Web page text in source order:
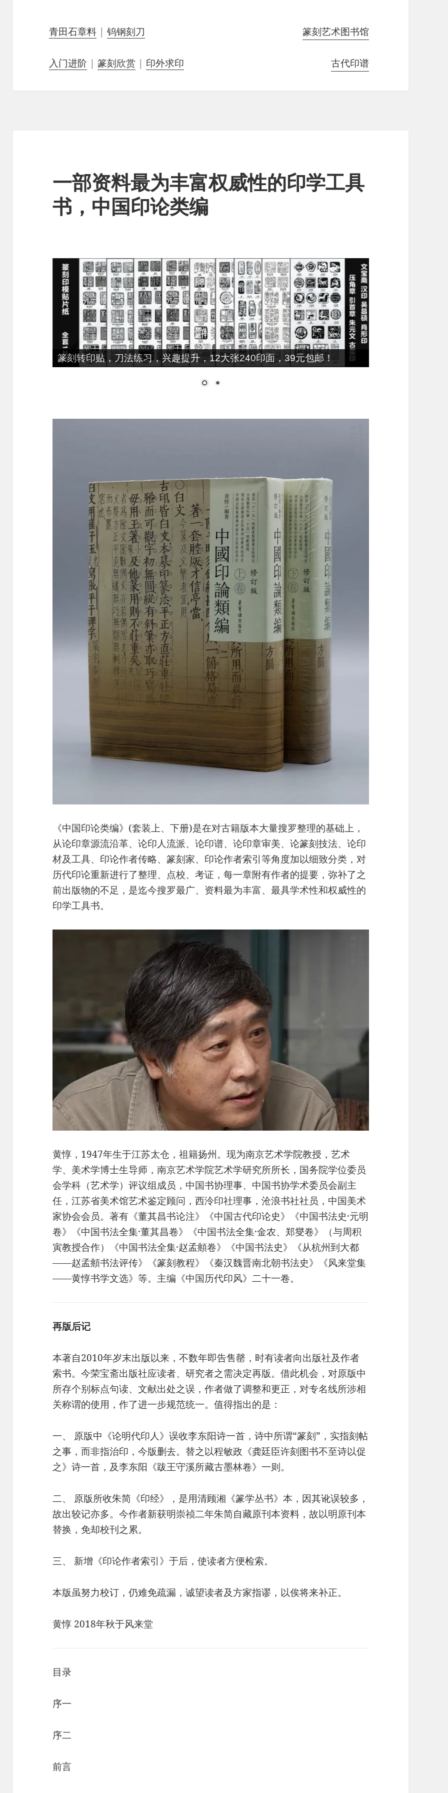
青田石章料 |钨钢刻刀 篆刻艺术图书馆
入门进阶 |篆刻欣赏 | 印外求印 古代印谱
一部资料最为丰富权威性的印学工具
书，中国印论类编
篆刻转印贴，刀法练习，兴趣提升，12大张240印面，39元包邮！
《中国印论类编》(套装上、下册)是在对古籍版本大量搜罗整理的基础上，
从论印章源流沿革、论印人流派、论印谱、论印章审美、论篆刻技法、论印
材及工具、印论作者传略、篆刻家、印论作者索引等角度加以细致分类，对
历代印论重新进行了整理、点校、考证，每一章附有作者的提要，弥补了之
前出版物的不足，是迄今搜罗最广、资料最为丰富、最具学术性和权威性的
印学工具书。
黄惇，1947年生于江苏太仓，祖籍扬州。现为南京艺术学院教授，艺术
学、美术学博士生导师，南京艺术学院艺术学研究所所长，国务院学位委员
会学科（艺术学）评议组成员，中国书协理事、中国书协学术委员会副主
任，江苏省美术馆艺术鉴定顾问，西泠印社理事，沧浪书社社员，中国美术
家协会会员。著有《董其昌书论注》《中国古代印论史》《中国书法史·元明
卷》《中国书法全集·董其昌卷》《中国书法全集·金农、郑燮卷》（与周积
寅教授合作）《中国书法全集·赵孟頫卷》《中国书法史》《从杭州到大都
——赵孟頫书法评传》《篆刻教程》《秦汉魏晋南北朝书法史》《风来堂集
——黄惇书学文选》等。主编《中国历代印风》二十一卷。
再版后记
本著自2010年岁末出版以来，不数年即告售罄，时有读者向出版社及作者
索书。今荣宝斋出版社应读者、研究者之需决定再版。借此机会，对原版中
所存个别标点句读、文献出处之误，作者做了调整和更正，对专名线所涉相
关称谓的使用，作了进一步规范统一。值得指出的是：
一、 原版中《论明代印人》误收李东阳诗一首，诗中所谓“篆刻”，实指刻帖
之事，而非指治印，今版删去。替之以程敏政《龚廷臣许刻图书不至诗以促
之》诗一首，及李东阳《跋王守溪所藏古墨林卷》一则。
二、 原版所收朱简《印经》，是用清顾湘《篆学丛书》本，因其讹误较多，
故出较记亦多。今作者新获明崇祯二年朱简自藏原刊本资料，故以明原刊本
替换，免却校刊之累。
三、 新增《印论作者索引》于后，使读者方便检索。
本版虽努力校订，仍难免疏漏，诚望读者及方家指谬，以俟将来补正。
黄惇 2018年秋于风来堂
目录
序一
序二
前言